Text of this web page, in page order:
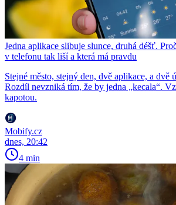
Jedna aplikace slibuje slunce, druhá déšť.
v telefonu tak liší a která má pravdu
Stejné město, stejný den, dvě aplikace, a dvě
Rozdíl nevzniká tím, že by jedna „kecala“.
kapotou.
Mobify.cz
dnes, 20:42
4 min